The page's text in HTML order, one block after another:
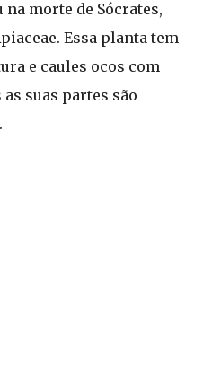
na morte de Sócrates,
Essa planta tem
e caules ocos com
suas partes são